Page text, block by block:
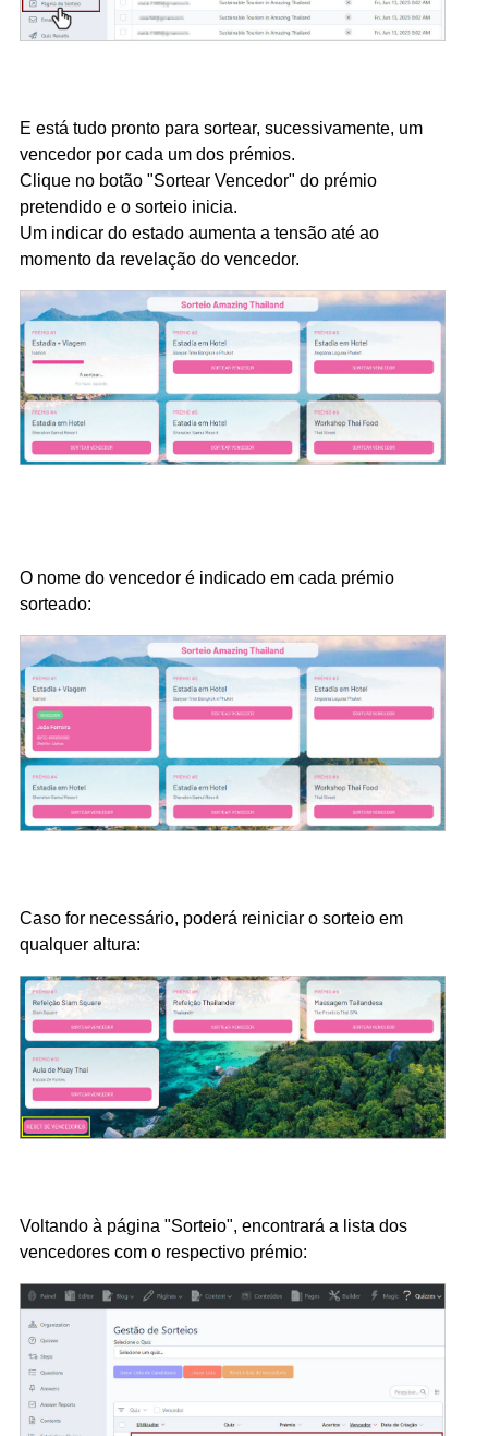
E está tudo pronto para sortear, sucessivamente, um
vencedor por cada um dos prémios.
Clique no botão "Sortear Vencedor" do prémio
pretendido e o sorteio inicia.
​Um indicar do estado aumenta a tensão até ao
momento da revelação do vencedor.
O nome do vencedor é indicado em cada prémio
sorteado:
Caso for necessário, poderá reiniciar o sorteio em
qualquer altura:
Voltando à página "Sorteio", encontrará a lista dos
vencedores com o respectivo prémio: